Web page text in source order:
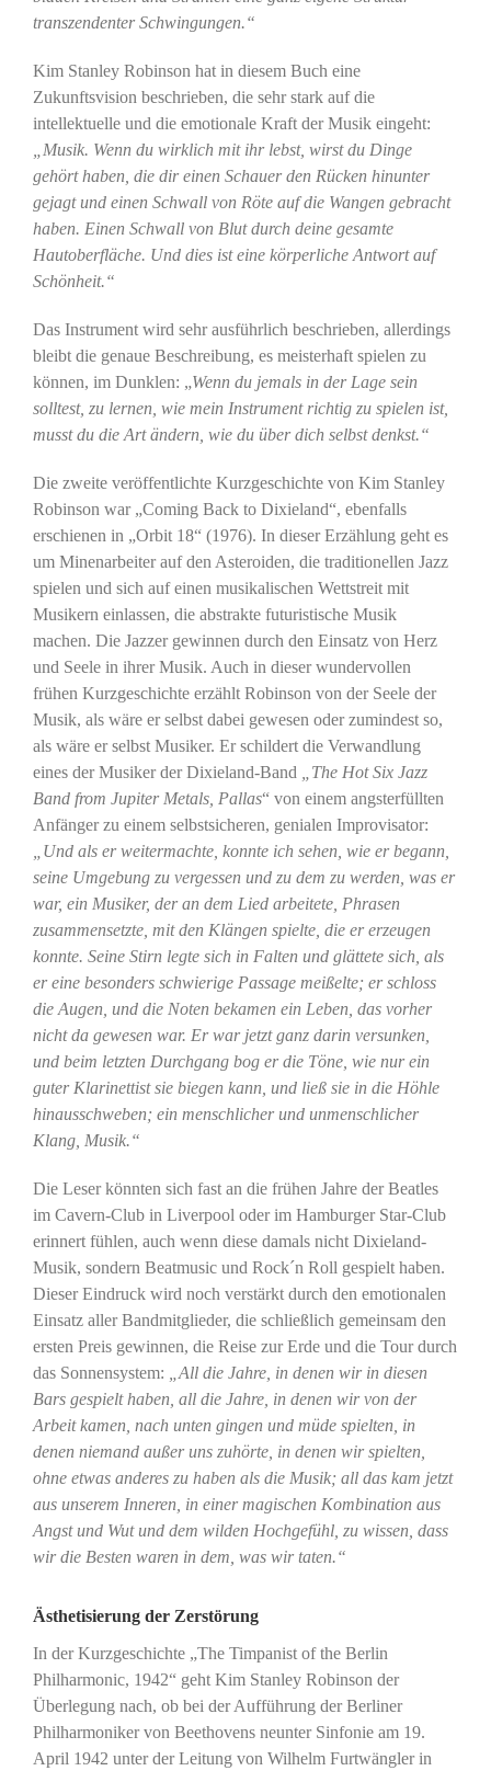
transzendenter Schwingungen.“
Kim Stanley Robinson hat in diesem Buch eine
Zukunftsvision beschrieben, die sehr stark auf die
intellektuelle und die emotionale Kraft der Musik eingeht:
„Musik. Wenn du wirklich mit ihr lebst, wirst du Dinge
gehört haben, die dir einen Schauer den Rücken hinunter
gejagt und einen Schwall von Röte auf die Wangen gebracht
haben. Einen Schwall von Blut durch deine gesamte
Hautoberfläche. Und dies ist eine körperliche Antwort auf
Schönheit.“
Das Instrument wird sehr ausführlich beschrieben, allerdings
bleibt die genaue Beschreibung, es meisterhaft spielen zu
können, im Dunklen: „Wenn du jemals in der Lage sein
solltest, zu lernen, wie mein Instrument richtig zu spielen ist,
musst du die Art ändern, wie du über dich selbst denkst.“
Die zweite veröffentlichte Kurzgeschichte von Kim Stanley
Robinson war „Coming Back to Dixieland“, ebenfalls
erschienen in „Orbit 18“ (1976). In dieser Erzählung geht es
um Minenarbeiter auf den Asteroiden, die traditionellen Jazz
spielen und sich auf einen musikalischen Wettstreit mit
Musikern einlassen, die abstrakte futuristische Musik
machen. Die Jazzer gewinnen durch den Einsatz von Herz
und Seele in ihrer Musik. Auch in dieser wundervollen
frühen Kurzgeschichte erzählt Robinson von der Seele der
Musik, als wäre er selbst dabei gewesen oder zumindest so,
als wäre er selbst Musiker. Er schildert die Verwandlung
eines der Musiker der Dixieland-Band
„The Hot Six Jazz
Band from Jupiter Metals, Pallas“ von einem angsterfüllten
Anfänger zu einem selbstsicheren, genialen Improvisator:
„Und als er weitermachte, konnte ich sehen, wie er begann,
seine Umgebung zu vergessen und zu dem zu werden, was er
war, ein Musiker, der an dem Lied arbeitete, Phrasen
zusammensetzte, mit den Klängen spielte, die er erzeugen
konnte. Seine Stirn legte sich in Falten und glättete sich, als
er eine besonders schwierige Passage meißelte; er schloss
die Augen, und die Noten bekamen ein Leben, das vorher
nicht da gewesen war. Er war jetzt ganz darin versunken,
und beim letzten Durchgang bog er die Töne, wie nur ein
guter Klarinettist sie biegen kann, und ließ sie in die Höhle
hinausschweben; ein menschlicher und unmenschlicher
Klang, Musik.“
Die Leser könnten sich fast an die frühen Jahre der Beatles
im Cavern-Club in Liverpool oder im Hamburger Star-Club
erinnert fühlen, auch wenn diese damals nicht Dixieland-
Musik, sondern Beatmusic und Rock´n Roll gespielt haben.
Dieser Eindruck wird noch verstärkt durch den emotionalen
Einsatz aller Bandmitglieder, die schließlich gemeinsam den
ersten Preis gewinnen, die Reise zur Erde und die Tour durch
das Sonnensystem:
„All die Jahre, in denen wir in diesen
Bars gespielt haben, all die Jahre, in denen wir von der
Arbeit kamen, nach unten gingen und müde spielten, in
denen niemand außer uns zuhörte, in denen wir spielten,
ohne etwas anderes zu haben als die Musik; all das kam jetzt
aus unserem Inneren, in einer magischen Kombination aus
Angst und Wut und dem wilden Hochgefühl, zu wissen, dass
wir die Besten waren in dem, was wir taten.“
Ästhetisierung der Zerstörung
In der Kurzgeschichte „The Timpanist of the Berlin
Philharmonic, 1942“ geht Kim Stanley Robinson der
Überlegung nach, ob bei der Aufführung der Berliner
Philharmoniker von Beethovens neunter Sinfonie am 19.
April 1942 unter der Leitung von Wilhelm Furtwängler in